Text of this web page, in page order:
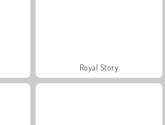
Royal Story